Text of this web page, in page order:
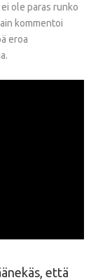
ole paras runko
kommentoi
eroa
että